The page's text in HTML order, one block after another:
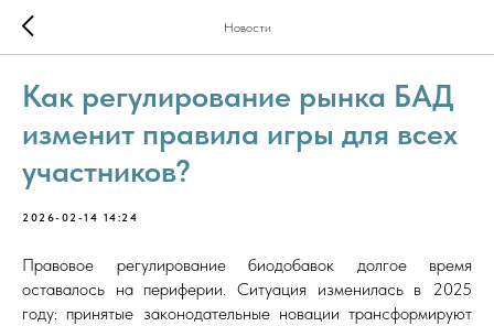
Новости
Как регулирование рынка БАД
изменит правила игры для всех
участников?
2026-02-14 14:24
Правовое регулирование биодобавок долгое время
оставалось на периферии. Ситуация изменилась в 2025
году: принятые законодательные новации трансформируют